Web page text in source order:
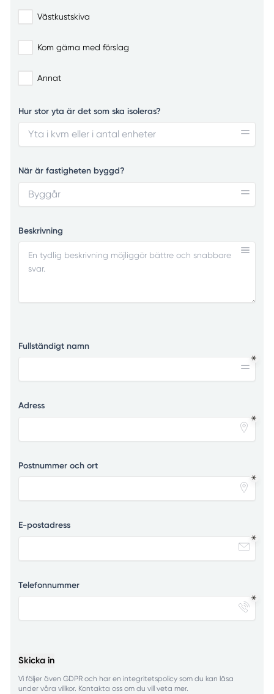
Västkustskiva
Kom gärna med förslag
Annat
Hur stor yta är det som ska isoleras?
När är fastigheten byggd?
Beskrivning
Fullständigt namn
Adress
Postnummer och ort
E-postadress
Telefonnummer
Skicka in
Vi följer även GDPR och har en integritetspolicy som du kan läsa
under våra villkor. Kontakta oss om du vill veta mer.